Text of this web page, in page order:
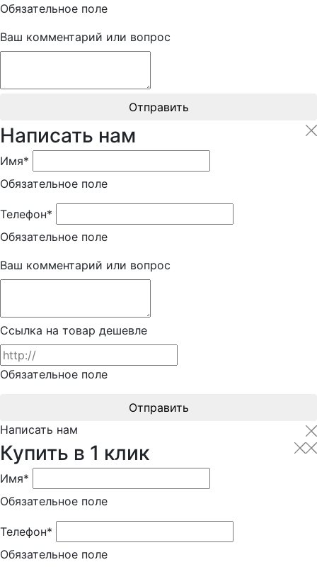
Обязательное поле
Ваш комментарий или вопрос
Отправить
Написать нам
Имя*
Обязательное поле
Телефон*
Обязательное поле
Ваш комментарий или вопрос
Ссылка на товар дешевле
Обязательное поле
Отправить
Написать нам
Купить в 1 клик
Имя*
Обязательное поле
Телефон*
Обязательное поле